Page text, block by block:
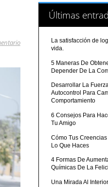
Últimas
La satisfacción de
vida.
5 Maneras De
Depender De La
Desarrollar La
Autocontrol Para
Comportamiento
6 Consejos Para
Tu Amigo
Cómo Tus
Lo Que Haces
4 Formas De
Químicas De La
Una Mirada Al